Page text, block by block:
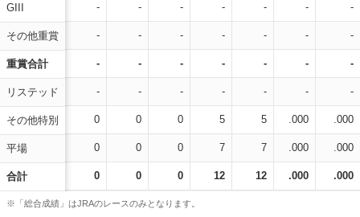
GIII
その他重賞
重賞合計
リステッド
その他特別
平場
合計
- - - - - - -
- - - - - - -
- - - - - - -
- - - - - - -
0 0 0 5 5 .000 .000
0 0 0 7 7 .000 .000
0 0 0 12 12 .000 .000
※「総合成績」はJRAのレースのみとなります。